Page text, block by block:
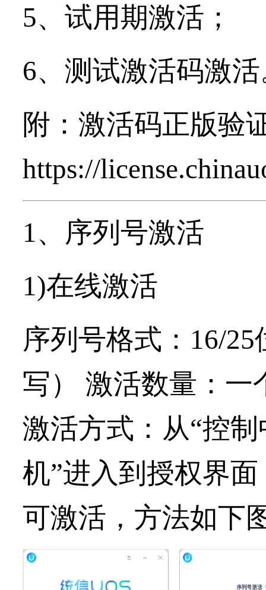
5、试用期激活；
6、测试激活码激
附：激活码正版验
https://
1、序列号激活
1)在线激活
序列号格式：16/
写） 激活数量：一
激活方式：从“控
机”进入到授权界
可激活，方法如下